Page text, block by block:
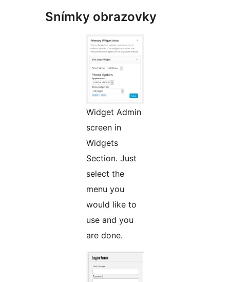
Snímky obrazovky
Widget Admin
screen in
Widgets
Section. Just
select the
menu you
would like to
use and you
are done.